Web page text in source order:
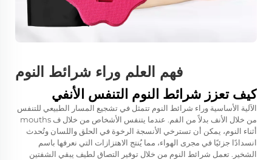
فهم العلم وراء شرائط النوم
كيف تعزز شرائط النوم التنفس الأنفي
الآلية الأساسية وراء شرائط النوم تتمثل في تشجيع المسار الطبيعي للتنفس
من خلال الأنف بدلاً من الفم. عندما يتنفس الأشخاص من خلال ف mouths
أثناء النوم، يمكن أن تسترخي الأنسجة الرخوة في الحلق واللسان وتُحدث
انسدادًا جزئيًا في مجرى الهواء، مما يُنتج الاهتزازات التي نعرفها باسم
الشخير. تعمل شرائط النوم من خلال توفير التصاق لطيف يبقي الشفتين